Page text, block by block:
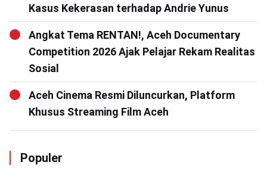
Kasus Kekerasan terhadap Andrie Yunus
Angkat Tema RENTAN!, Aceh Documentary
Competition 2026 Ajak Pelajar Rekam Realitas
Sosial
Aceh Cinema Resmi Diluncurkan, Platform
Khusus Streaming Film Aceh
Populer